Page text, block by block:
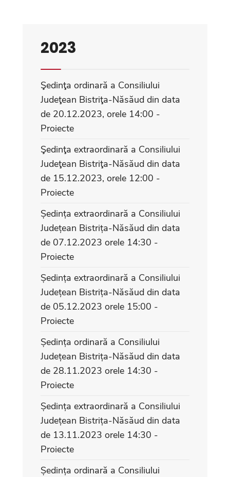
2023
Şedinţa ordinară a Consiliului
Judeţean Bistriţa-Năsăud din data
de 20.12.2023, orele 14:00 -
Proiecte
Şedinţa extraordinară a Consiliului
Judeţean Bistriţa-Năsăud din data
de 15.12.2023, orele 12:00 -
Proiecte
Ședința extraordinară a Consiliului
Județean Bistrița-Năsăud din data
de 07.12.2023 orele 14:30 -
Proiecte
Ședința extraordinară a Consiliului
Județean Bistrița-Năsăud din data
de 05.12.2023 orele 15:00 -
Proiecte
Ședința ordinară a Consiliului
Județean Bistrița-Năsăud din data
de 28.11.2023 orele 14:30 -
Proiecte
Ședința extraordinară a Consiliului
Județean Bistrița-Năsăud din data
de 13.11.2023 orele 14:30 -
Proiecte
Ședința ordinară a Consiliului